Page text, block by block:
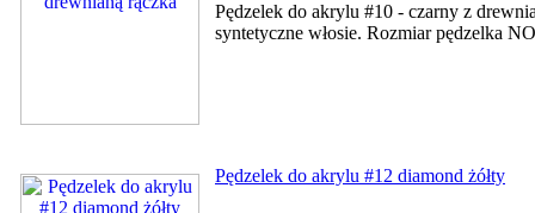
Pędzelek do akrylu #10 - czarny z
syntetyczne włosie. Rozmiar pędzelka
Pędzelek do akrylu #12 diamond żółty